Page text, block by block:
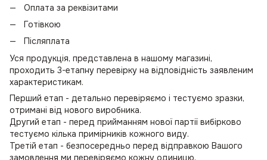
Оплата за реквізитами
Готівкою
Післяплата
Уся продукція, представлена в нашому магазині,
проходить 3-етапну перевірку на відповідність заявленим
характеристикам.
Перший етап - детально перевіряємо і тестуємо зразки,
отримані від нового виробника.
Другий етап - перед прийманням нової партії вибірково
тестуємо кілька примірників кожного виду.
Третій етап - безпосередньо перед відправкою Вашого
замовлення ми перевіряємо кожну одиницю.